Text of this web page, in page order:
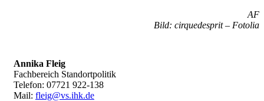
AF
Bild: cirquedesprit – Fotolia
Annika Fleig
Fachbereich Standortpolitik
Telefon: 07721 922-138
Mail: fleig@vs.ihk.de